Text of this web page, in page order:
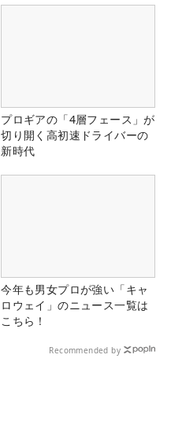
プロギアの「4層フェース」が
切り開く高初速ドライバーの
新時代
今年も男女プロが強い「キャ
ロウェイ」のニュース一覧は
こちら！
Recommended by